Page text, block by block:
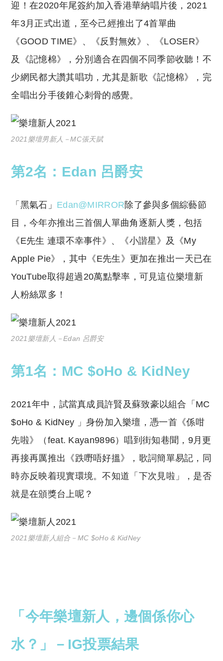
迎！在2020年尾簽約加入香港華納唱片後，2021
年3月正式出道，至今己經推出了4首單曲
《GOOD TIME》、《反對無效》、《LOSER》
及《記憶棉》，分別適合在四個不同季節收聽！不
少網民都大讚其唱功，尤其是新歌《記憶棉》，完
全唱出分手後錐心刺骨的感覺。
2021樂壇男新人－MC張天賦
第2名：Edan 呂爵安
「黑氣石」 Edan@MIRROR 除了參與多個綜藝節
目，今年亦推出三首個人單曲角逐新人獎，包括
《E先生 連環不幸事件》、《小諧星》及《My
Apple Pie》，其中《E先生》更加在推出一天已在
YouTube取得超過20萬點擊率，可見這位樂壇新
人粉絲眾多！
2021樂壇新人－Edan 呂爵安
第1名：MC $oHo & KidNey
2021年中，試當真成員許賢及蘇致豪以組合「MC
$oHo & KidNey 」身份加入樂壇，憑一首《係咁
先啦》（feat. Kayan9896）唱到街知巷聞，9月更
再接再厲推出《跌嘢唔好搵》，歌詞簡單易記，同
時亦反映着現實環境。不知道「下次見啦」，是否
就是在頒獎台上呢？
2021樂壇新人組合－MC $oHo & KidNey
「今年樂壇新人，邊個係你心
水？」－IG投票結果